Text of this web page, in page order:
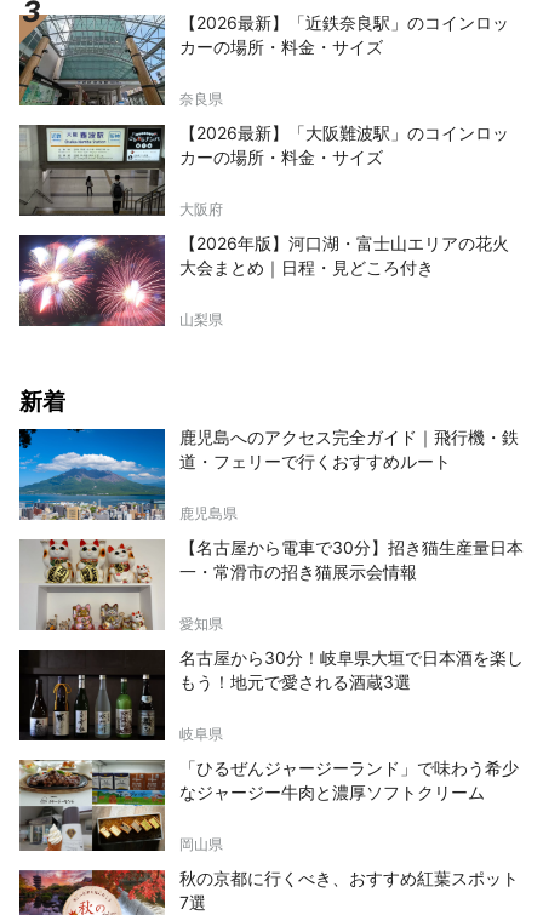
【2026最新】「近鉄奈良駅」のコインロッ
カーの場所・料金・サイズ
奈良県
【2026最新】「大阪難波駅」のコインロッ
カーの場所・料金・サイズ
大阪府
【2026年版】河口湖・富士山エリアの花火
大会まとめ｜日程・見どころ付き
山梨県
新着
鹿児島へのアクセス完全ガイド｜飛行機・鉄
道・フェリーで行くおすすめルート
鹿児島県
【名古屋から電車で30分】招き猫生産量日本
一・常滑市の招き猫展示会情報
愛知県
名古屋から30分！岐阜県大垣で日本酒を楽し
もう！地元で愛される酒蔵3選
岐阜県
「ひるぜんジャージーランド」で味わう希少
なジャージー牛肉と濃厚ソフトクリーム
岡山県
秋の京都に行くべき、おすすめ紅葉スポット
7選